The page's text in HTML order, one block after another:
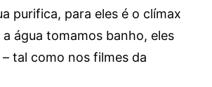
purifica, para eles é o clímax
água tomamos banho, eles
tal como nos filmes da